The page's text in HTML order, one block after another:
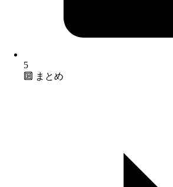
5
🔟 まとめ